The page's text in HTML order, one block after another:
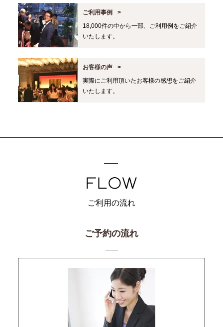
ご利用事例
18,000件の中から一部、ご利用例をご紹介
いたします。
お客様の声
実際にご利用頂いたお客様の感想をご紹介
いたします。
ご利用の流れ
ご予約の流れ